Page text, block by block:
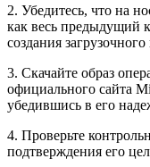
2. Убедитесь, что на
как весь предыдущий
создания загрузочного
3. Скачайте образ
официального сайта
убедившись в его
4. Проверьте
подтверждения его